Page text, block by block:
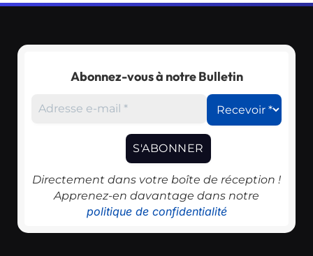
Abonnez-vous à notre Bulletin
Directement dans votre boîte de réception !
Apprenez-en davantage dans notre
politique de confidentialité